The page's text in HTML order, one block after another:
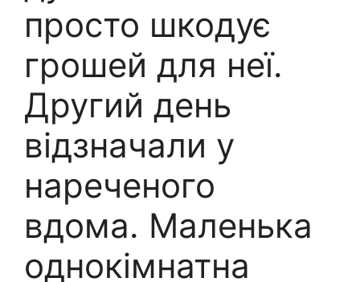
просто шкодує
грошей для неї.
Другий день
відзначали у
нареченого
вдома. Маленька
однокімнатна